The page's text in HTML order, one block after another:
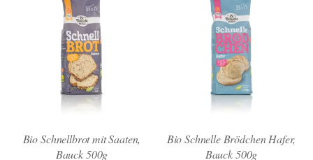
Bio Schnellbrot mit Saaten,
Bauck 500g
Bio Schnelle Brödchen Hafer,
Bauck 500g